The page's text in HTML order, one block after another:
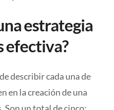
estrategia
efectiva?
describir cada una de
en la creación de una